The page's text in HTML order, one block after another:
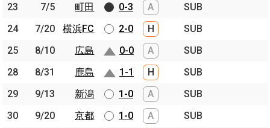
23
7/5 町田 0-3 A
SUB
24
7/20 横浜FC 2-0 H
SUB
25
8/10 広島 0-0 A
SUB
28
8/31 鹿島 1-1 H
SUB
29
9/13 新潟 1-0 A
SUB
30
9/20 京都 1-0 A
SUB
23
7/5
町田
24
7/20
横浜FC
25
8/10
広島
28
8/31
鹿島
29
9/13
新潟
30
9/20
京都